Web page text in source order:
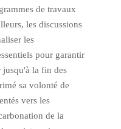
de travaux
les discussions
les
pour garantir
jusqu'à la fin des
sa volonté de
vers les
de la